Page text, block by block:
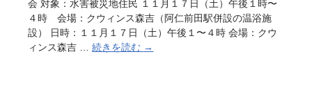
会 対象：水害被災地住民 １１月１７日（土）午後１時〜
４時 会場：クウィンス森吉（阿仁前田駅併設の温浴施
設） 日時：１１月１７日（土）午後１〜４時 会場：クウ
ィンス森吉 …続きを読む 「
→